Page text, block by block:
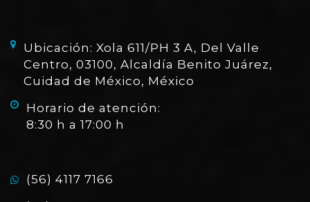
Ubicación: Xola 611/PH 3 A, Del Valle
Centro, 03100, Alcaldía Benito Juárez,
Cuidad de México, México
Horario de atención:
8:30 h a 17:00 h
(56) 4117 7166